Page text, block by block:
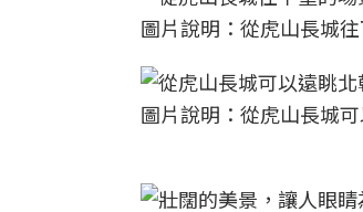
圖片說明：從虎山長城
圖片說明：從虎山長城